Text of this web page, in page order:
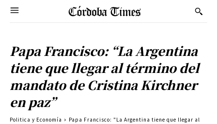
Papa Francisco: “La Argentina
tiene que llegar al término del
mandato de Cristina Kirchner
en paz”
Politica y Economía
Papa Francisco: "La Argentina tiene que llegar al